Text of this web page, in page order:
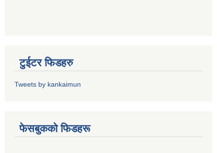
टुईटर फिडहरु
Tweets by kankaimun
फेसबुकको फिडहरू